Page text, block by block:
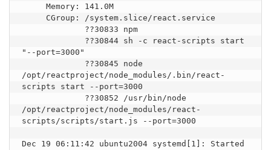
"--port=3000"
/opt/reactproject/node_modules/.bin/react-
scripts start --port=3000
/opt/reactproject/node_modules/react-
scripts/scripts/start.js --port=3000
Dec 19 06:11:42 ubuntu2004 systemd[1]: Started